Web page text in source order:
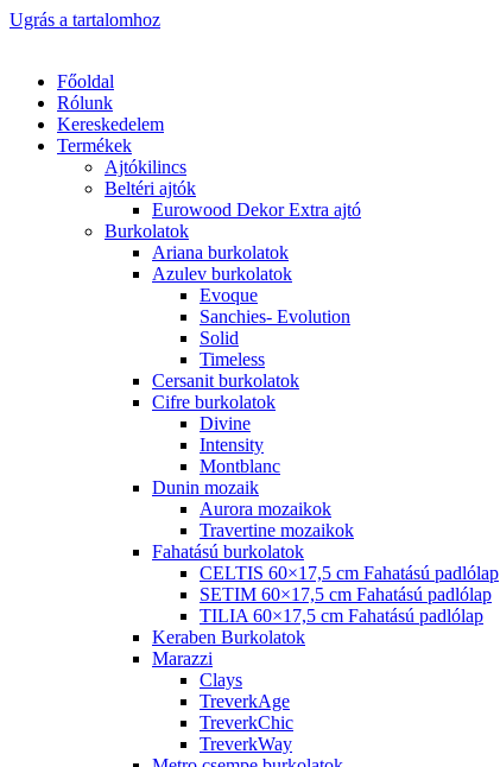
Ugrás a tartalomhoz
Főoldal
Rólunk
Kereskedelem
Termékek
Ajtókilincs
Beltéri ajtók
Eurowood Dekor Extra ajtó
Burkolatok
Ariana burkolatok
Azulev burkolatok
Evoque
Sanchies- Evolution
Solid
Timeless
Cersanit burkolatok
Cifre burkolatok
Divine
Intensity
Montblanc
Dunin mozaik
Aurora mozaikok
Travertine mozaikok
Fahatású burkolatok
CELTIS 60×17,5 cm Fahatású padlólap
SETIM 60×17,5 cm Fahatású padlólap
TILIA 60×17,5 cm Fahatású padlólap
Keraben Burkolatok
Marazzi
Clays
TreverkAge
TreverkChic
TreverkWay